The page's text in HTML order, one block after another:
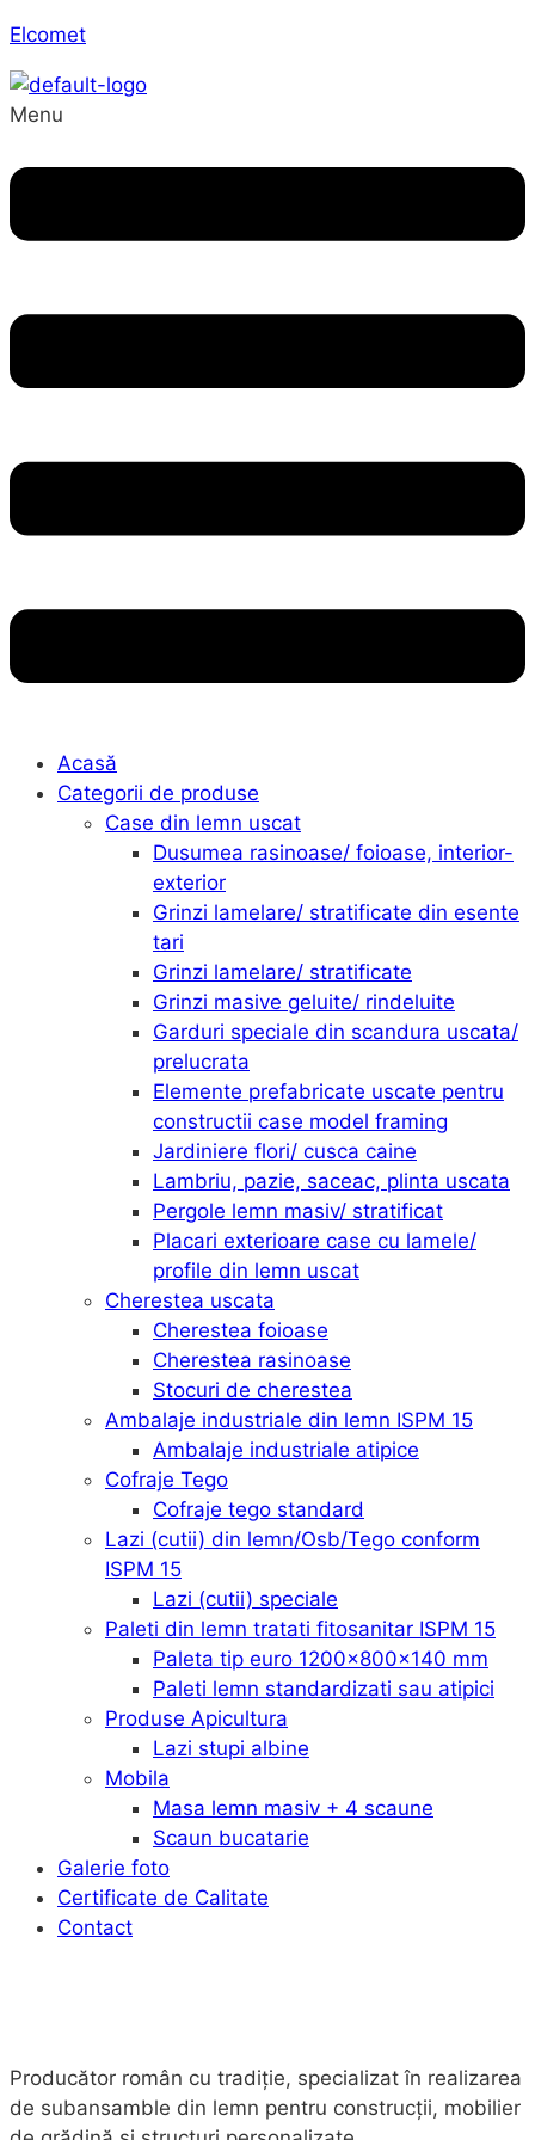
Elcomet
Menu
Acasă
Categorii de produse
Case din lemn uscat
Dusumea rasinoase/ foioase, interior-
exterior
Grinzi lamelare/ stratificate din esente
tari
Grinzi lamelare/ stratificate
Grinzi masive geluite/ rindeluite
Garduri speciale din scandura uscata/
prelucrata
Elemente prefabricate uscate pentru
constructii case model framing
Jardiniere flori/ cusca caine
Lambriu, pazie, saceac, plinta uscata
Pergole lemn masiv/ stratificat
Placari exterioare case cu lamele/
profile din lemn uscat
Cherestea uscata
Cherestea foioase
Cherestea rasinoase
Stocuri de cherestea
Ambalaje industriale din lemn ISPM 15
Ambalaje industriale atipice
Cofraje Tego
Cofraje tego standard
Lazi (cutii) din lemn/Osb/Tego conform
ISPM 15
Lazi (cutii) speciale
Paleti din lemn tratati fitosanitar ISPM 15
Paleta tip euro 1200x800x140 mm
Paleti lemn standardizati sau atipici
Produse Apicultura
Lazi stupi albine
Mobila
Masa lemn masiv + 4 scaune
Scaun bucatarie
Galerie foto
Certificate de Calitate
Contact
Producător român cu tradiție, specializat în realizarea
de subansamble din lemn pentru construcții, mobilier